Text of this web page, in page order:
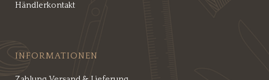
Händlerkontakt
INFORMATIONEN